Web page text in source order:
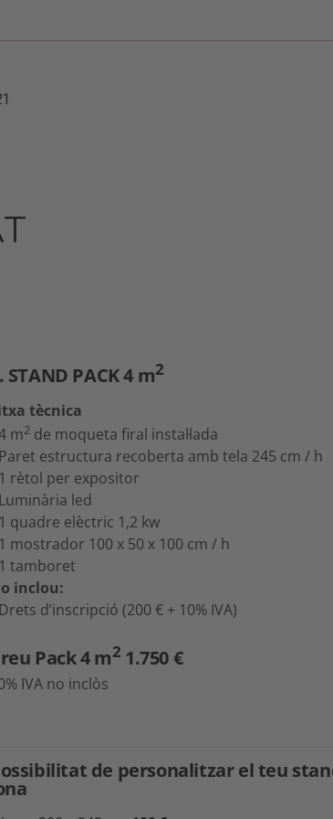
STAND PACK 4 m2
tècnica
m2 de moqueta firal instal·lada
estructura recoberta amb tela 245 cm / h
rètol per expositor
led
quadre elèctric 1,2 kw
mostrador 100 x 50 x 100 cm / h
tamboret
inclou:
d’inscripció (200 € + 10% IVA)
Pack 4 m2 1.750 €
IVA no inclòs
de personalitzar el teu